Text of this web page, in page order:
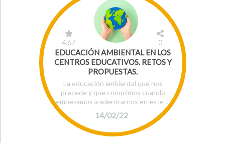
14/02/22
4.67 0
EDUCACIÓN AMBIENTAL EN LOS
CENTROS EDUCATIVOS. RETOS Y
PROPUESTAS.
La educación ambiental que nos
precede y que conocimos cuando
empezamos a adentrarnos en este …